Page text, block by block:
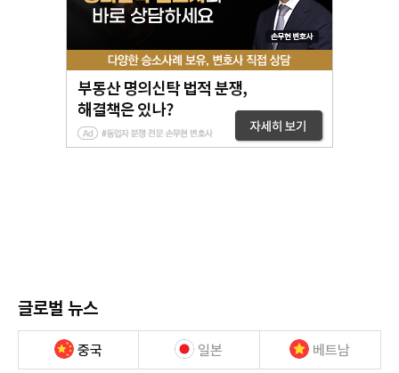
글로벌 뉴스
중국 일본 베트남